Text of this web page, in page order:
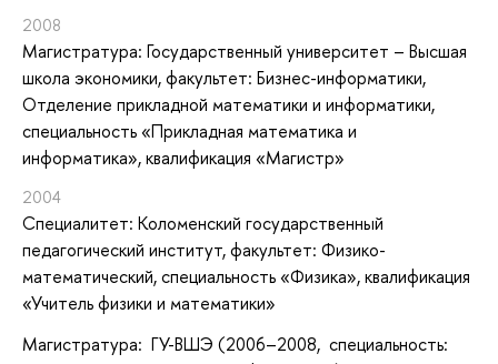
2008
Магистратура: Государственный университет – Высшая
школа экономики, факультет: Бизнес-информатики,
Отделение прикладной математики и информатики,
специальность «Прикладная математика и
информатика», квалификация «Магистр»
2004
Специалитет: Коломенский государственный
педагогический институт, факультет: Физико-
математический, специальность «Физика», квалификация
«Учитель физики и математики»
Магистратура: ГУ-ВШЭ (2006–2008, специальность: